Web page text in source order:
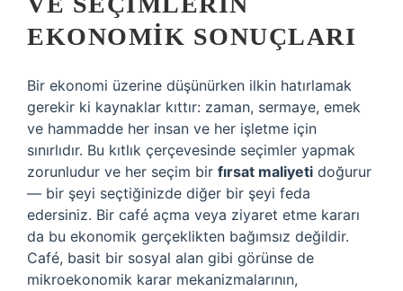
EKONOMIK SONUÇLARI
Bir ekonomi üzerine düşünürken ilkin hatırlamak
gerekir ki kaynaklar kıttır: zaman, sermaye, emek
ve hammadde her insan ve her işletme için
sınırlıdır. Bu kıtlık çerçevesinde seçimler yapmak
zorunludur ve her seçim bir fırsat maliyeti doğurur
— bir şeyi seçtiğinizde diğer bir şeyi feda
edersiniz. Bir café açma veya ziyaret etme kararı
da bu ekonomik gerçeklikten bağımsız değildir.
Café, basit bir sosyal alan gibi görünse de
mikroekonomik karar mekanizmalarının,